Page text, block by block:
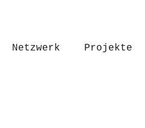
Netzwerk Projekte